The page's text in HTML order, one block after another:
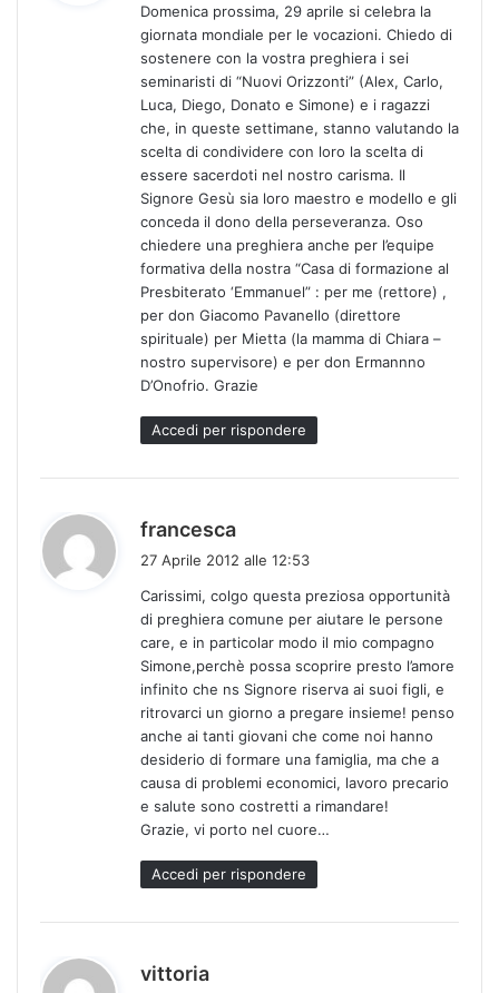
e
t
t
Domenica prossima, 29 aprile si celebra la
giornata mondiale per le vocazioni. Chiedo di
sostenere con la vostra preghiera i sei
seminaristi di “Nuovi Orizzonti” (Alex, Carlo,
Luca, Diego, Donato e Simone) e i ragazzi
che, in queste settimane, stanno valutando la
scelta di condividere con loro la scelta di
essere sacerdoti nel nostro carisma. Il
Signore Gesù sia loro maestro e modello e gli
conceda il dono della perseveranza. Oso
chiedere una preghiera anche per l’equipe
formativa della nostra “Casa di formazione al
Presbiterato ‘Emmanuel” : per me (rettore) ,
per don Giacomo Pavanello (direttore
spirituale) per Mietta (la mamma di Chiara –
nostro supervisore) e per don Ermannno
D’Onofrio. Grazie
Accedi per rispondere
francesca
e
t
t
:
27 Aprile 2012 alle 12:53
Carissimi, colgo questa preziosa opportunità
di preghiera comune per aiutare le persone
care, e in particolar modo il mio compagno
Simone,perchè possa scoprire presto l’amore
infinito che ns Signore riserva ai suoi figli, e
ritrovarci un giorno a pregare insieme! penso
anche ai tanti giovani che come noi hanno
desiderio di formare una famiglia, ma che a
causa di problemi economici, lavoro precario
e salute sono costretti a rimandare!
Grazie, vi porto nel cuore…
Accedi per rispondere
vittoria